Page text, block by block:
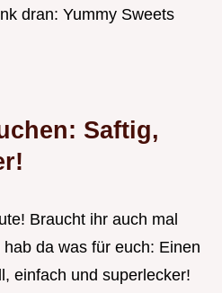
dran: Yummy Sweets
Saftig,
Braucht ihr auch mal
da was für euch: Einen
einfach und superlecker!